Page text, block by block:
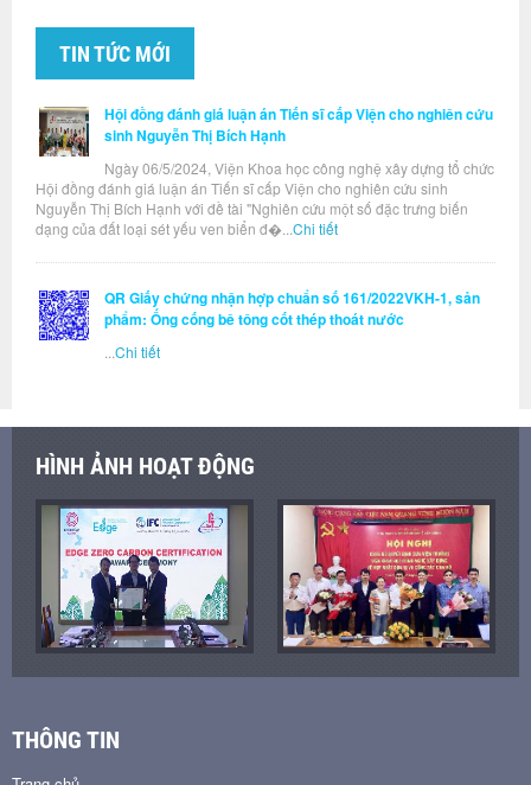
TIN TỨC MỚI
Hội đồng đánh giá luận án Tiến sĩ cấp Viện cho nghiên cứu
sinh Nguyễn Thị Bích Hạnh
Ngày 06/5/2024, Viện Khoa học công nghệ xây dựng tổ chức
Hội đồng đánh giá luận án Tiến sĩ cấp Viện cho nghiên cứu sinh
Nguyễn Thị Bích Hạnh với đề tài "Nghiên cứu một số đặc trưng biến
dạng của đất loại sét yếu ven biển đ�... Chi tiết
QR Giấy chứng nhận hợp chuẩn số 161/2022VKH-1, sản
phẩm: Ống cống bê tông cốt thép thoát nước
Chi tiết
HÌNH ẢNH HOẠT ĐỘNG
THÔNG TIN